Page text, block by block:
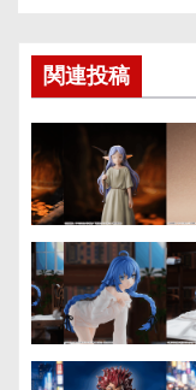
ー
シ
ョ
ン
関連投稿